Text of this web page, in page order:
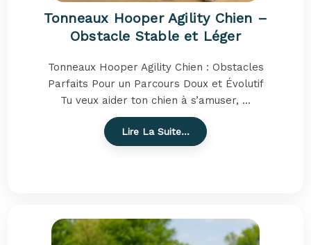
Tonneaux Hooper Agility Chien –
Obstacle Stable et Léger
Tonneaux Hooper Agility Chien : Obstacles
Parfaits Pour un Parcours Doux et Évolutif
Tu veux aider ton chien à s’amuser, ...
Lire La Suite…